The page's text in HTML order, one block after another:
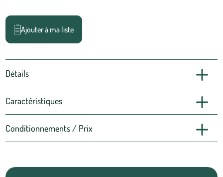
Ajouter à ma liste
Détails
Caractéristiques
Conditionnements / Prix